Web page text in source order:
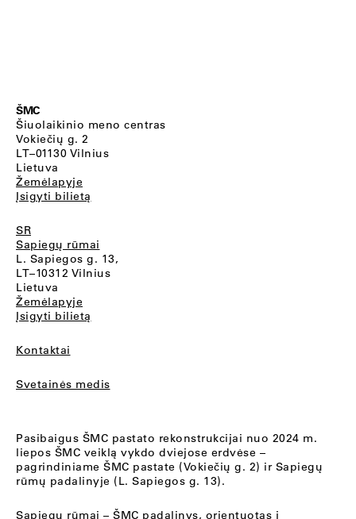
ŠMC
Šiuolaikinio meno centras
Vokiečių g. 2
LT–01130 Vilnius
Lietuva
Žemėlapyje
Įsigyti bilietą
SR
Sapiegų rūmai
L. Sapiegos g. 13,
LT–10312 Vilnius
Lietuva
Žemėlapyje
Įsigyti bilietą
Kontaktai
Svetainės medis
Pasibaigus ŠMC pastato rekonstrukcijai nuo 2024 m.
liepos ŠMC veiklą vykdo dviejose erdvėse –
pagrindiniame ŠMC pastate (Vokiečių g. 2) ir Sapiegų
rūmų padalinyje (L. Sapiegos g. 13).
Sapiegų rūmai – ŠMC padalinys, orientuotas į